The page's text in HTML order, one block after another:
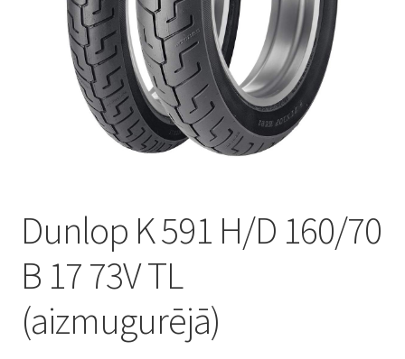
Dunlop K 591 H/D 160/70
B 17 73V TL
(aizmugurējā)